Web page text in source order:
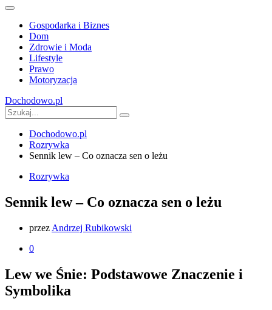
Gospodarka i Biznes
Dom
Zdrowie i Moda
Lifestyle
Prawo
Motoryzacja
Dochodowo.pl
Dochodowo.pl
Rozrywka
Sennik lew – Co oznacza sen o leżu
Rozrywka
Sennik lew – Co oznacza sen o leżu
przez Andrzej Rubikowski
0
Lew we Śnie: Podstawowe Znaczenie i
Symbolika